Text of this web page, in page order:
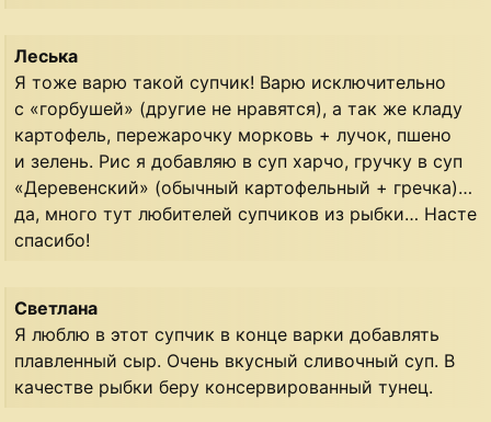
Леська
Я тоже варю такой супчик! Варю исключительно
с «горбушей» (другие не нравятся), а так же кладу
картофель, пережарочку морковь + лучок, пшено
и зелень. Рис я добавляю в суп харчо, гручку в суп
«Деревенский» (обычный картофельный + гречка)…
да, много тут любителей супчиков из рыбки… Насте
спасибо!
Светлана
Я люблю в этот супчик в конце варки добавлять
плавленный сыр. Очень вкусный сливочный суп. В
качестве рыбки беру консервированный тунец.